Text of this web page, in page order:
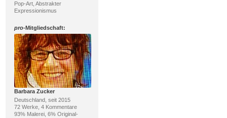
Pop-Art, Abstrakter
Expressionismus
pro-Mitgliedschaft:
Barbara Zucker
Deutschland, seit 2015
72 Werke, 4 Kommentare
93% Malerei, 6% Original-